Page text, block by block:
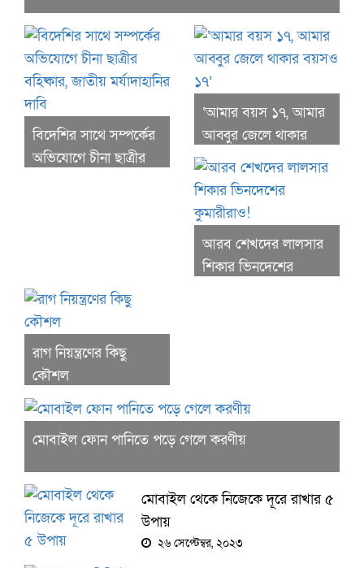
বিদেশির সাথে সম্পর্কের
অভিযোগে চীনা ছাত্রীর
‘আমার বয়স ১৭, আমার
আব্বুর জেলে থাকার
বয়সও ১৭’
আরব শেখদের লালসার
শিকার ভিনদেশের
রাগ নিয়ন্ত্রণের কিছু
কৌশল
মোবাইল ফোন পানিতে পড়ে গেলে করণীয়
মোবাইল থেকে নিজেকে দূরে রাখার ৫
উপায়
২৬ সেপ্টেম্বর, ২০২৩